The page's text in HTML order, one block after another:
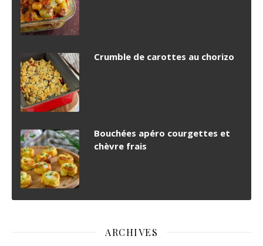
Crumble de carottes au chorizo
Bouchées apéro courgettes et
chèvre frais
ARCHIVES